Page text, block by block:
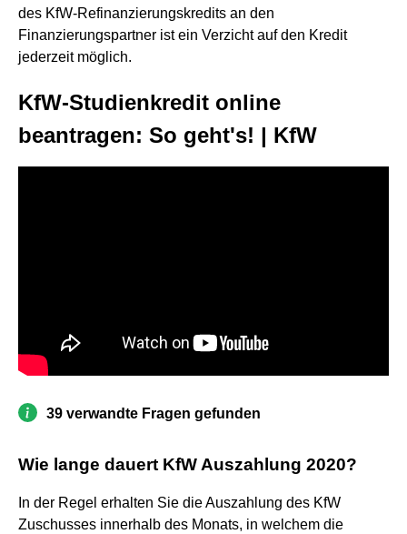
des KfW-Refinanzierungskredits an den
Finanzierungspartner ist ein Verzicht auf den Kredit
jederzeit möglich.
KfW-Studienkredit online
beantragen: So geht's! | KfW
39 verwandte Fragen gefunden
Wie lange dauert KfW Auszahlung 2020?
In der Regel erhalten Sie die Auszahlung des KfW
Zuschusses innerhalb des Monats, in welchem die